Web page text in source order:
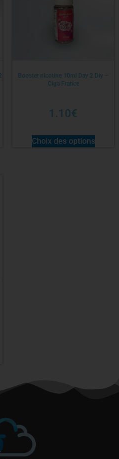
Booster nicotine 10ml Day 2 Diy –
Ciga France
1.10€
Choix des options